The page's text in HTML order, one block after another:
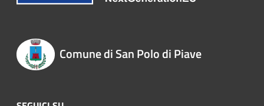
Comune di San Polo di Piave